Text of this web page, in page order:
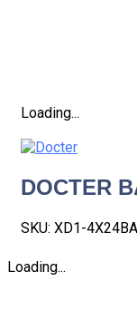
Loading...
DOCTER
SKU: XD1-
Loading...